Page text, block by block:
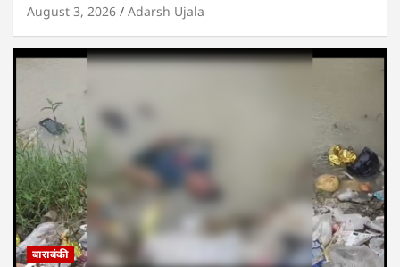
August 3, 2026 Adarsh Ujala
बाराबंकी